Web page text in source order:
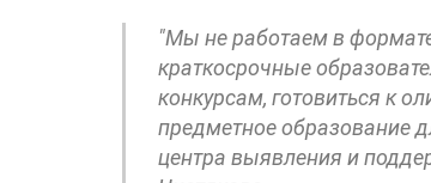
"Мы не работаем в
краткосрочные
конкурсам, готовиться к
предметное образование
центра выявления и